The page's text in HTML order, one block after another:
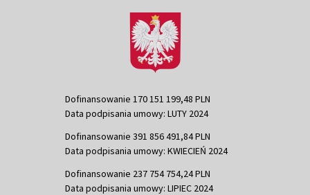
Dofinansowanie 170 151 199,48 PLN
Data podpisania umowy: LUTY 2024
Dofinansowanie 391 856 491,84 PLN
Data podpisania umowy: KWIECIEŃ 2024
Dofinansowanie 237 754 754,24 PLN
Data podpisania umowy: LIPIEC 2024